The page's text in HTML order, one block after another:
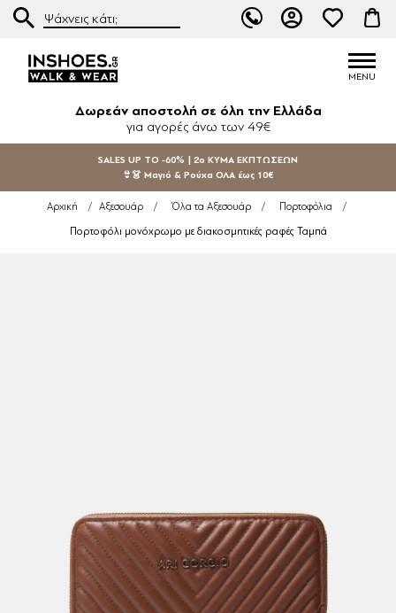
Δωρεάν αποστολή σε όλη την Ελλάδα
για αγορές άνω των 49€
SALES UP TO -60% | 2ο ΚΥΜΑ ΕΚΠΤΩΣΕΩΝ
👙👗 Μαγιό & Ρούχα ΟΛΑ έως 10€
Αρχική / Αξεσουάρ / Όλα τα Αξεσουάρ / Πορτοφόλια /
Πορτοφόλι μονόχρωμο με διακοσμητικές ραφές Ταμπά